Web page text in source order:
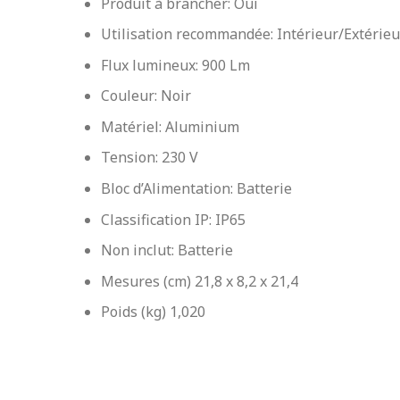
Utilisation recommandée: Intérieur/
Flux lumineux: 900 Lm
Couleur: Noir
Matériel: Aluminium
Tension: 230 V
Bloc d’Alimentation: Batterie
Classification IP: IP65
Non inclut: Batterie
Mesures (cm) 21,8 x 8,2 x 21,4
Poids (kg) 1,020